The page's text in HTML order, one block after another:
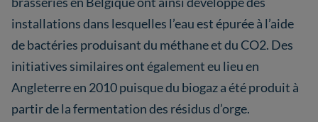
installations dans lesquelles l’eau est épurée à l’aide
de bactéries produisant du méthane et du CO2. Des
initiatives similaires ont également eu lieu en
Angleterre en 2010 puisque du biogaz a été produit à
partir de la fermentation des résidus d’orge.